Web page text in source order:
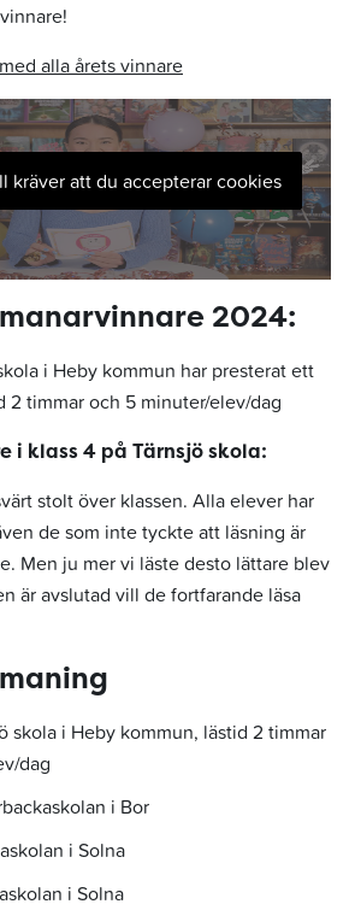
alla årets vinnare
kräver att du accepterar cookies
2024:
i Heby kommun har presterat ett
2 timmar och 5 minuter/elev/dag
i klass 4 på Tärnsjö skola:
stolt över klassen. Alla elever har
de som inte tyckte att läsning är
Men ju mer vi läste desto lättare blev
är avslutad vill de fortfarande läsa
skola i Heby kommun, lästid 2 timmar
dag
i Bor
i Solna
i Solna